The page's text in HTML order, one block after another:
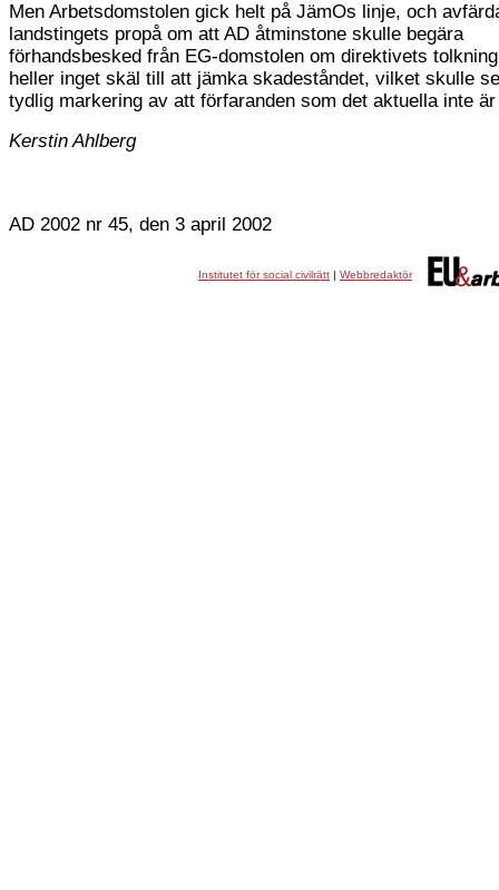
Men Arbetsdomstolen gick helt på JämOs linje, och
landstingets propå om att AD åtminstone skulle begära
förhandsbesked från EG-domstolen om direktivets
heller inget skäl till att jämka skadeståndet, vilket skulle
tydlig markering av att förfaranden som det aktuella inte
Kerstin Ahlberg
AD 2002 nr 45, den 3 april 2002
Institutet för social civilrätt | Webbredaktör